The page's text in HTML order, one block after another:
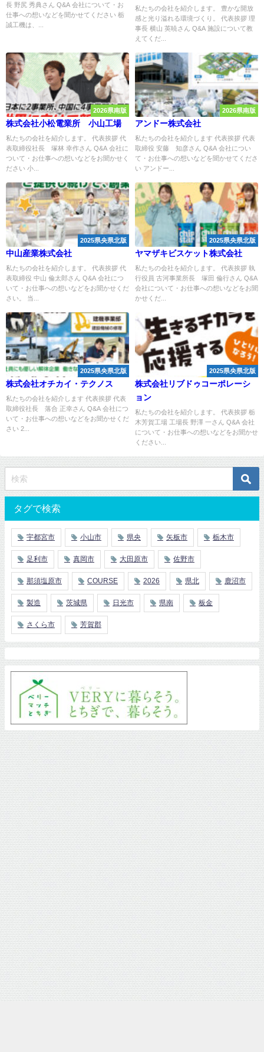
長 野尻 秀典さん Q&A 会社について・お
仕事への想いなどを聞かせてください 栃
誠工機は、...
かぬま四季の里
私たちの会社を紹介します。 豊かな開放
感と光り溢れる環境づくり。 代表挨拶 理
事長 横山 英暁さん Q&A 施設について教
えてくだ...
2026県南版
株式会社小松電業所 小山工場
私たちの会社を紹介します。 代表挨拶 代
表取締役社長 塚林 幸作さん Q&A 会社に
ついて・お仕事への想いなどをお聞かせく
ださい 小...
2026県南版
アンドー株式会社
私たちの会社を紹介します 代表挨拶 代表
取締役 安藤 知彦さん Q&A 会社につい
て・お仕事への想いなどを聞かせてくださ
い アンドー...
2025県央県北版
中山産業株式会社
私たちの会社を紹介します。 代表挨拶 代
表取締役 中山 倫太郎さん Q&A 会社につ
いて・お仕事への想いなどをお聞かせくだ
さい。 当...
2025県央県北版
ヤマザキビスケット株式会社
私たちの会社を紹介します。 代表挨拶 執
行役員 古河事業所長 塚田 倫行さん Q&A
会社について・お仕事への想いなどをお聞
かせくだ...
2025県央県北版
株式会社オチカイ・テクノス
私たちの会社を紹介します 代表挨拶 代表
取締役社長 落合 正幸さん Q&A 会社につ
いて・お仕事への想いなどをお聞かせくだ
さい 2...
2025県央県北版
株式会社リブドゥコーポレーシ
ョン
私たちの会社を紹介します。 代表挨拶 栃
木芳賀工場 工場長 野澤 一さん Q&A 会社
について・お仕事への想いなどをお聞かせ
ください...
タグで検索
宇都宮市 小山市 県央 矢板市 栃木市
足利市 真岡市 大田原市 佐野市
那須塩原市 COURSE 2026 県北 鹿沼市
製造 茨城県 日光市 県南 板金
さくら市 芳賀郡